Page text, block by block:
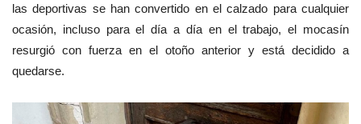
las deportivas se han convertido en el calzado para cualquier
ocasión, incluso para el día a día en el trabajo, el mocasín
resurgió con fuerza en el otoño anterior y está decidido a
quedarse.